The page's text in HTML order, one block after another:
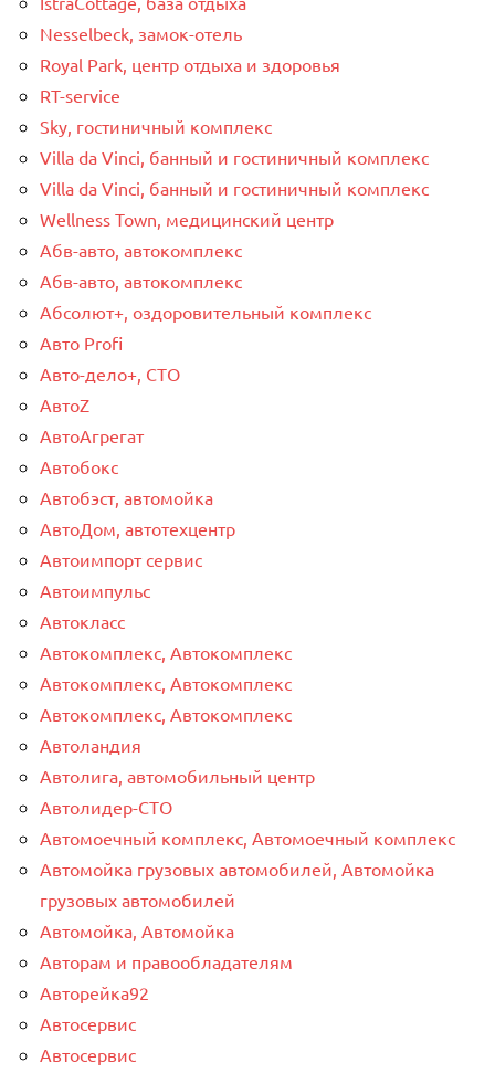
Nesselbeck, замок-отель
Royal Park, центр отдыха и здоровья
RT-service
Sky, гостиничный комплекс
Villa da Vinci, банный и гостиничный комплекс
Villa da Vinci, банный и гостиничный комплекс
Wellness Town, медицинский центр
Абв-авто, автокомплекс
Абв-авто, автокомплекс
Абсолют+, оздоровительный комплекс
Авто Profi
Авто-дело+, СТО
АвтоZ
АвтоАгрегат
Автобокс
Автобэст, автомойка
АвтоДом, автотехцентр
Автоимпорт сервис
Автоимпульс
Автокласс
Автокомплекс, Автокомплекс
Автокомплекс, Автокомплекс
Автокомплекс, Автокомплекс
Автоландия
Автолига, автомобильный центр
Автолидер-СТО
Автомоечный комплекс, Автомоечный комплекс
Автомойка грузовых автомобилей, Автомойка
грузовых автомобилей
Автомойка, Автомойка
Авторам и правообладателям
Авторейка92
Автосервис
Автосервис